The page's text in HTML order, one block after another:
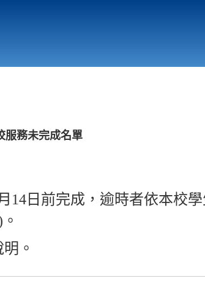
服務未完成名單
14日前完成，逾時者依本校
。